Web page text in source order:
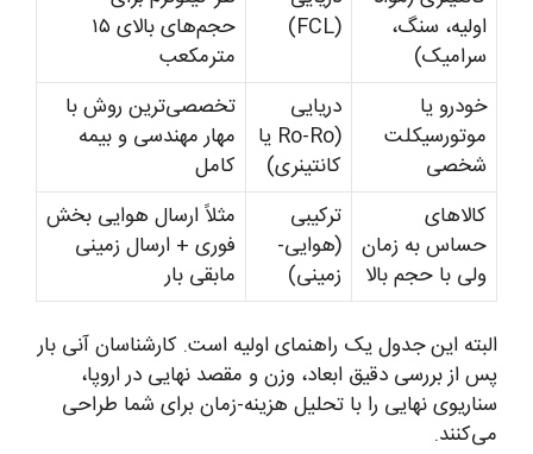
اولیه، سنگ،
سرامیک)
(FCL)
حجم‌های بالای ۱۵
مترمکعب
خودرو یا
موتورسیکلت
شخصی
دریایی
(Ro-Ro یا
کانتینری)
تخصصی‌ترین روش با
مهار مهندسی و بیمه
کامل
کالاهای
حساس به زمان
ولی با حجم بالا
ترکیبی
(هوایی-
زمینی)
مثلاً ارسال هوایی بخش
فوری + ارسال زمینی
مابقی بار
البته این جدول یک راهنمای اولیه است. کارشناسان آنی بار
پس از بررسی دقیق ابعاد، وزن و مقصد نهایی در اروپا،
سناریوی نهایی را با تحلیل هزینه-زمان برای شما طراحی
می‌کنند.